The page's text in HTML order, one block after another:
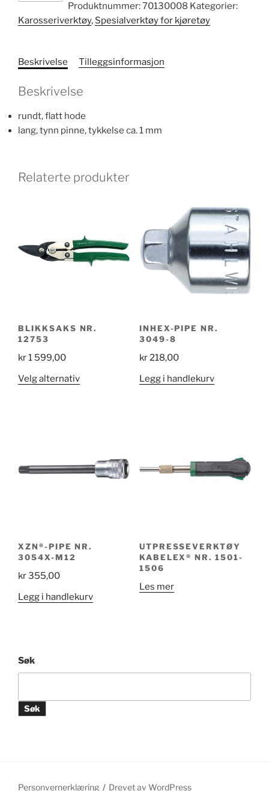
pinnehammer
nr.
Produktnummer:70130008 Kategorier:
Karosseriverktøy, Spesialverktøy for kjøretøy
Beskrivelse Tilleggsinformasjon
Beskrivelse
rundt, flatt hode
lang, tynn pinne, tykkelse ca. 1 mm
Relaterte produkter
BLIKKSAKS NR.
12753
kr1 599,00
Velg alternativDette
kan
velges
INHEX-PIPE NR.
3049-8
kr218,00
Legg i handlekurv
XZN®-PIPE NR.
3054X-M12
kr355,00
Legg i handlekurv
UTPRESSEVERKTØY
KABELEX® NR. 1501-
1506
Les mer
Søk
Søk
Personvernerklæring Drevet av WordPress